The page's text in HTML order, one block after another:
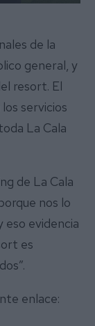
de la
general, y
resort. El
servicios
La Cala
de La Cala
nos lo
eso evidencia
es
enlace: